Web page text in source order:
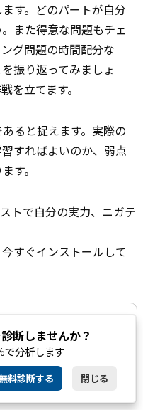
す。どのパートが自分
また得意な問題もチェ
グ問題の時間配分な
振り返ってみましょ
を立てます。
ると捉えます。実際の
すればよいのか、弱点
す。
トで自分の実力、ニガテ
すぐインストールして
断しませんか？
で分析します
料診断する 閉じる